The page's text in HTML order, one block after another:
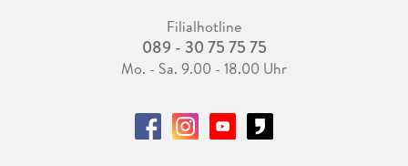
Filialhotline
089 - 30 75 75 75
Mo. - Sa. 9.00 - 18.00 Uhr